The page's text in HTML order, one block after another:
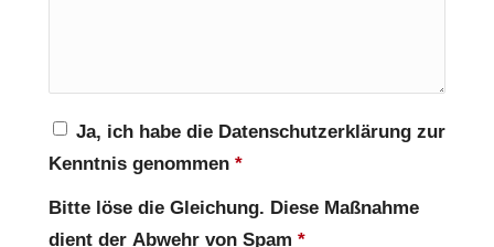
Ja, ich habe die Datenschutzerklärung zur
Kenntnis genommen *
Bitte löse die Gleichung. Diese Maßnahme
dient der Abwehr von Spam *